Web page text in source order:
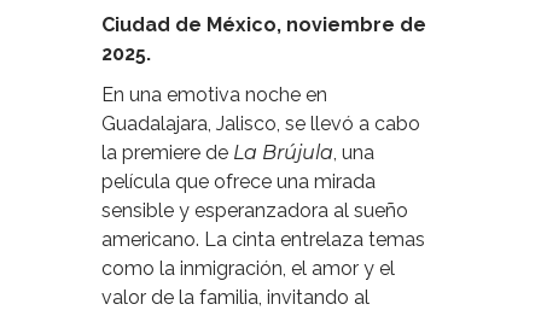
Ciudad de México, noviembre de
2025.
En una emotiva noche en
Guadalajara, Jalisco, se llevó a cabo
la premiere de La Brújula , una
película que ofrece una mirada
sensible y esperanzadora al sueño
americano. La cinta entrelaza temas
como la inmigración, el amor y el
valor de la familia, invitando al